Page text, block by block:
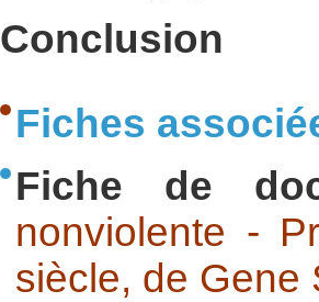
Conclusion
Fiches
Fiche de
nonviolente -
siècle, de Gene